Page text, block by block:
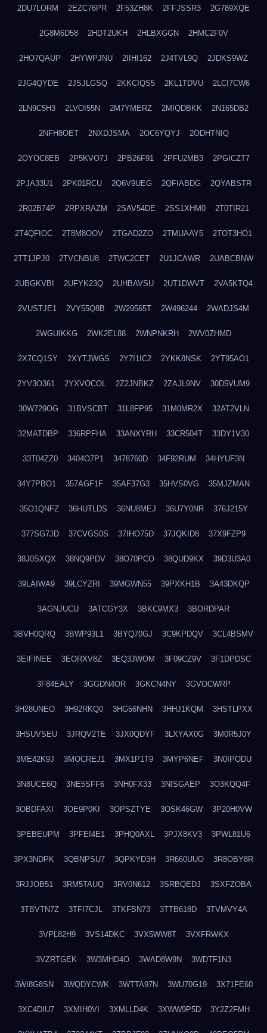
2DU7LORM 2EZC76PR 2F53ZH8K 2FFJSSR3 2G789XQE
2G8M6D58 2HDT2UKH 2HLBXGGN 2HMC2F0V
2HO7QAUP 2HYWPJNU 2IIHI162 2J4TVL9Q 2JDKS9WZ
2JG4QYDE 2JSJLGSQ 2KKCIQS5 2KL1TDVU 2LCI7CW6
2LN9C5H3 2LVOI55N 2M7YMERZ 2MIQDBKK 2N165DB2
2NFH8OET 2NXDJSMA 2OC6YQYJ 2ODHTNIQ
2OYOC8EB 2P5KVO7J 2PB26F91 2PFU2MB3 2PGICZT7
2PJA33U1 2PK01RCU 2Q6V9UEG 2QFIABDG 2QYABSTR
2R02B74P 2RPXRAZM 2SAV54DE 2SS1XHM0 2T0TIR21
2T4QFIOC 2T8M8OOV 2TGAD2ZO 2TMUAAY5 2TOT3HO1
2TT1JPJ0 2TVCNBU8 2TWC2CET 2U1JCAWR 2UABCBNW
2UBGKVBI 2UFYK23Q 2UHBAVSU 2UT1DWVT 2VA5KTQ4
2VUSTJE1 2VY55Q8B 2W29565T 2W496244 2WADJS4M
2WGUIKKG 2WK2EL88 2WNPNKRH 2WV0ZHMD
2X7CQ1SY 2XYTJWGS 2Y7I1IC2 2YKK8NSK 2YT95AO1
2YV3O361 2YXVOCOL 2Z2JNBKZ 2ZAJL9NV 30D5VUM9
30W729OG 31BVSCBT 31L8FP95 31M0MR2X 32AT2VLN
32MATDBP 336RPFHA 33ANXYRH 33CR504T 33DY1V30
33T04ZZ0 3404O7P1 3478760D 34F92RUM 34HYUF3N
34Y7PBO1 357AGF1F 35AF37G3 35HVS0VG 35MJZMAN
35O1QNFZ 36HUTLDS 36NU8MEJ 36U7Y0NR 376J215Y
377SG7JD 37CVGS0S 37IHO75D 37JQKID8 37X9FZP9
38J0SXQX 38NQ9PDV 38O70PCO 38QUD9KX 39D3U3A0
39LAIWA9 39LCYZRI 39MGWN55 39PXKH1B 3A43DKQP
3AGNJUCU 3ATCGY3X 3BKC9MX3 3BORDPAR
3BVH0QRQ 3BWP93L1 3BYQ70GJ 3C9KPDQV 3CL4BSMV
3EIFINEE 3EORXV8Z 3EQ3JWOM 3F09CZ9V 3F1DPDSC
3F84EALY 3GGDN4OR 3GKCN4NY 3GVOCWRP
3H28UNEO 3H92RKQ0 3HG56NHN 3HHJ1KQM 3HSTLPXX
3HSUVSEU 3JRQV2TE 3JX0QDYF 3LXYAX0G 3M0R5J0Y
3ME42K9J 3MOCREJ1 3MX1P1T9 3MYP6NEF 3N0IPODU
3N8UCE6Q 3NE5SFF6 3NH0FX33 3NISGAEP 3O3KQQ4F
3OBDFAXI 3OE9P0KI 3OPSZTYE 3OSK46GW 3P20H0VW
3PEBEUPM 3PFEI4E1 3PHQ0AXL 3PJX8KV3 3PWL81U6
3PX3NDPK 3QBNPSU7 3QPKYD3H 3R660UUO 3R8OBY8R
3RJJOB51 3RM5TAUQ 3RV0N612 3SRBQEDJ 3SXFZOBA
3TBVTN7Z 3TFI7CJL 3TKFBN73 3TTB618D 3TVMVY4A
3VPL82H9 3VS14DKC 3VX5WW8T 3VXFRWKX
3VZRTGEK 3W3MHD4O 3WAD8W9N 3WDTF1N3
3WI8G8SN 3WQDYCWK 3WTTA97N 3WU70G19 3X71FE60
3XC4DIU7 3XMIH0VI 3XMLLD4K 3XWW9P5D 3Y2Z2FMH